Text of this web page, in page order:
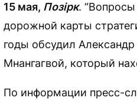
15 мая, Позірк.
дорожной карты
годы обсудил
Мнангагвой, который
По информации пресс-